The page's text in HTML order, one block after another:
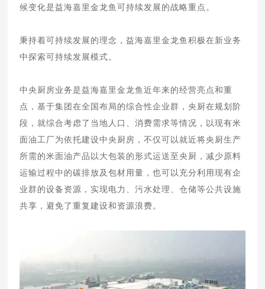
候变化是益海嘉里金龙鱼可持续发展的战略重点。
秉持着可持续发展的理念，益海嘉里金龙鱼积极在新业务
中探索可持续发展模式。
中央厨房业务是益海嘉里金龙鱼近年来的经营亮点和重
点，基于集团在全国布局的综合性企业群，央厨在规划阶
段，就综合考虑了当地人口、消费需求等情况，以现有米
面油工厂为依托建设中央厨房，不仅可以就近将央厨生产
所需的米面油产品以大包装的形式运送至央厨，减少原料
运输过程中的碳排放及包材用量，也可以充分利用现有企
业群的设备资源，实现电力、污水处理、仓储等公共设施
共享，避免了重复建设和资源浪费。